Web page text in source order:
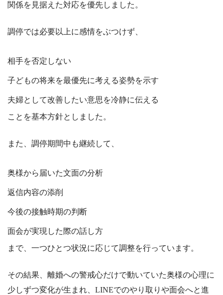
関係を見据えた対応を優先しました。
調停では必要以上に感情をぶつけず、
相手を否定しない
子どもの将来を最優先に考える姿勢を示す
夫婦として改善したい意思を冷静に伝える
ことを基本方針としました。
また、調停期間中も継続して、
奥様から届いた文面の分析
返信内容の添削
今後の接触時期の判断
面会が実現した際の話し方
まで、一つひとつ状況に応じて調整を行っています。
その結果、離婚への警戒心だけで動いていた奥様の心理に
少しずつ変化が生まれ、LINEでのやり取りや面会へと進